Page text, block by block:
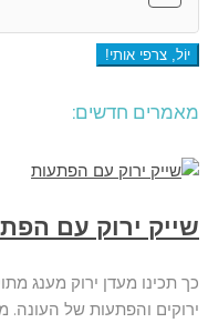
מאמרים חדשים:
שייק ירוק עם
כך תכינו מעדן ירוק מענג
ירוקים והפתעות של העונה.